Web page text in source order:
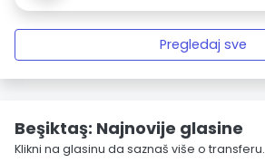
Pregledaj sve
Beşiktaş: Najnovije glasine
Klikni na glasinu da saznaš više o transferu.